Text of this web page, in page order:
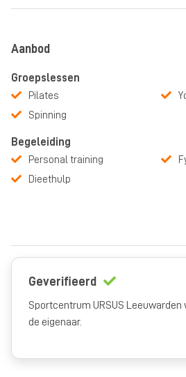
Aanbod
Groepslessen
Pilates
Spinning
Begeleiding
Personal training
Dieethulp
Geverifieerd
Sportcentrum URSUS Leeuwarden
de eigenaar.